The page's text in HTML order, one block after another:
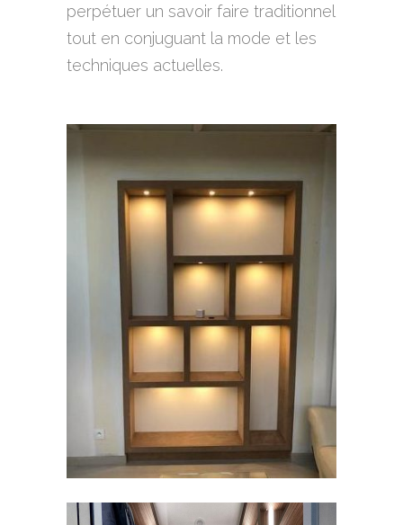
perpétuer un savoir faire traditionnel
tout en conjuguant la mode et les
techniques actuelles.
AMÉNAGEMENTS SUR
MESURES
Aménagement